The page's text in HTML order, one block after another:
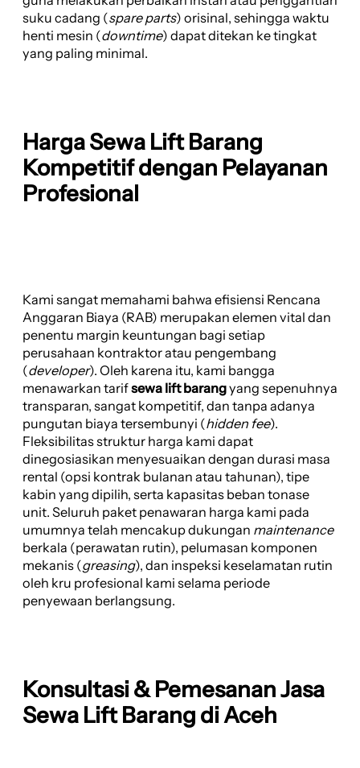
suku cadang (spare parts) orisinal, sehingga waktu
henti mesin (downtime) dapat ditekan ke tingkat
yang paling minimal.
Harga Sewa Lift Barang
Kompetitif dengan Pelayanan
Profesional
Kami sangat memahami bahwa efisiensi Rencana
Anggaran Biaya (RAB) merupakan elemen vital dan
penentu margin keuntungan bagi setiap
perusahaan kontraktor atau pengembang
(developer). Oleh karena itu, kami bangga
menawarkan tarifsewa lift barangyang sepenuhnya
transparan, sangat kompetitif, dan tanpa adanya
pungutan biaya tersembunyi (hidden fee).
Fleksibilitas struktur harga kami dapat
dinegosiasikan menyesuaikan dengan durasi masa
rental (opsi kontrak bulanan atau tahunan), tipe
kabin yang dipilih, serta kapasitas beban tonase
unit. Seluruh paket penawaran harga kami pada
umumnya telah mencakup dukungan maintenance
berkala (perawatan rutin), pelumasan komponen
mekanis (greasing), dan inspeksi keselamatan rutin
oleh kru profesional kami selama periode
penyewaan berlangsung.
Konsultasi & Pemesanan Jasa
Sewa Lift Barang di Aceh